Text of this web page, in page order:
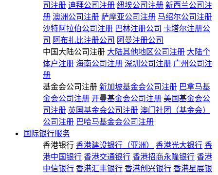
司注册 迪拜公司注册 纽埃公司注册 新西兰公司注
册 澳洲公司注册 萨摩亚公司注册 马绍尔公司注册
沙特阿拉伯公司注册 巴林注册公司 卡塔尔注册公
司 阿布扎比注册公司 阿曼注册公司
中国大陆公司注册 大陆其他地区公司注册 大陆个
体户注册 海南公司注册 深圳公司注册 广州公司注
册
基金会公司注册 新加坡基金会公司注册 巴拿马基
金会公司注册 开曼基金会公司注册 美国基金会公
司注册 英国基金会公司注册 澳门社团（基金会）
公司注册 巴哈马基金会公司注册
国际银行服务
香港银行 香港建设银行（亚洲） 香港光大银行 香
港中国银行 香港交通银行 香港招商永隆银行 香港
中信银行 香港汇丰银行 香港创兴银行 香港星展银